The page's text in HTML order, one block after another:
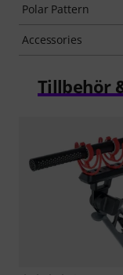
Polar Pattern
Accessories
Tillbehör